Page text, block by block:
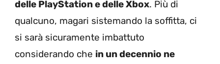
delle PlayStation e delle Xbox. Più di
qualcuno, magari sistemando la soffitta, ci
si sarà sicuramente imbattuto
considerando che in un decennio ne